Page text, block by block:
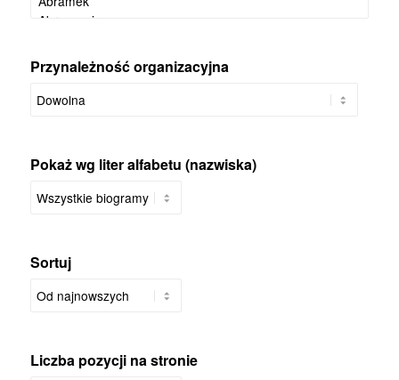
Przynależność organizacyjna
Pokaż wg liter alfabetu (nazwiska)
Sortuj
Liczba pozycji na stronie